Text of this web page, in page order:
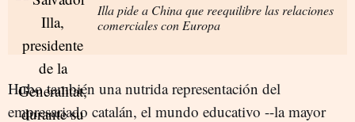
Illa pide a China que reequilibre las relaciones
comerciales con Europa
Hubo también una nutrida representación del
empresariado catalán, el mundo educativo --la mayor